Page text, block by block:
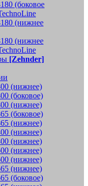
(боковое
(нижнее
(нижнее
[Zehnder]
(нижнее)
(боковое)
(нижнее)
(боковое)
(нижнее)
(нижнее)
(нижнее)
(нижнее)
(нижнее)
(нижнее)
(боковое)